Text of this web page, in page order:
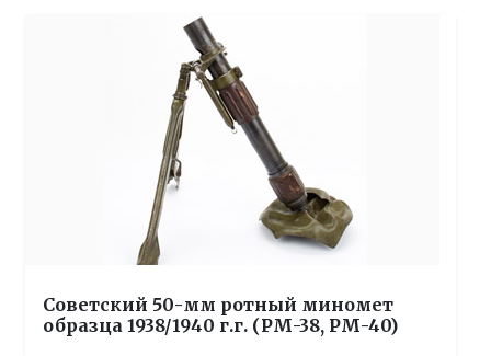
Советский 50-мм ротный миномет
образца 1938/1940 г.г. (РМ-38, РМ-40)